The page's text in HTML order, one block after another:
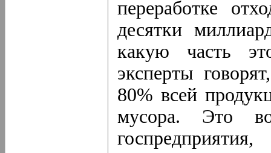
переработке
десятки
какую часть
эксперты
80% всей
мусора. Это